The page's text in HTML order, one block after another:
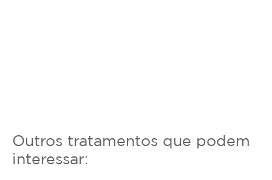
Outros tratamentos que podem
interessar: